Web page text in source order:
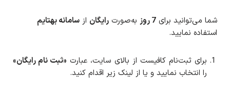
شما می‌توانید برای 7 روز به‌‌صورت رایگان از سامانه بهتایم
استفاده نمایید.
برای ثبت‌نام کافیست از بالای سایت، عبارت «ثبت نام رایگان»
را انتخاب نمایید و یا از لینک زیر اقدام کنید.